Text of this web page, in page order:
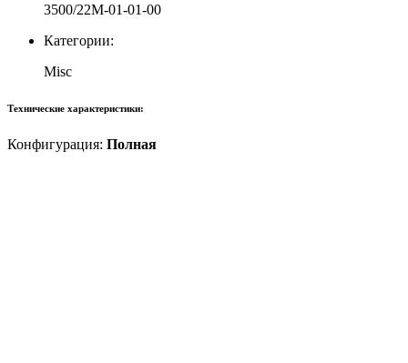
3500/22M-01-01-00
Категории:
Misc
Технические характеристики:
Конфигурация: Полная